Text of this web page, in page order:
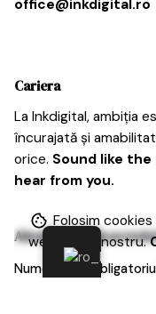
office@inkdigital.ro
Cariera
La Inkdigital, ambiția
încurajată și
orice. Sound like the
hear from you.
Aboneaza-te la
Numele tau
Folosim
website-ul nostru.